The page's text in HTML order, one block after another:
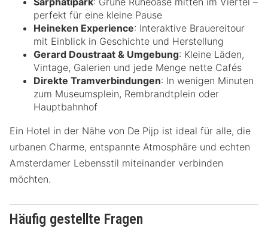
perfekt für eine kleine Pause
Heineken Experience: Interaktive Brauereitour
mit Einblick in Geschichte und Herstellung
Gerard Doustraat & Umgebung: Kleine Läden,
Vintage, Galerien und jede Menge nette Cafés
Direkte Tramverbindungen: In wenigen Minuten
zum Museumsplein, Rembrandtplein oder
Hauptbahnhof
Ein Hotel in der Nähe von De Pijp ist ideal für alle, die
urbanen Charme, entspannte Atmosphäre und echten
Amsterdamer Lebensstil miteinander verbinden
möchten.
Häufig gestellte Fragen